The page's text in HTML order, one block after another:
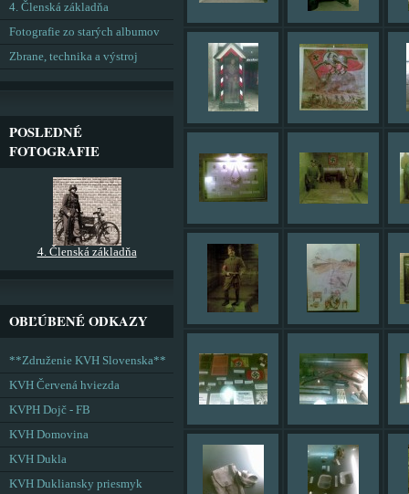
4. Členská základňa
Fotografie zo starých albumov
Zbrane, technika a výstroj
POSLEDNÉ
FOTOGRAFIE
4. Členská základňa
OBĽÚBENÉ ODKAZY
**Združenie KVH Slovenska**
KVH Červená hviezda
KVPH Dojč - FB
KVH Domovina
KVH Dukla
KVH Dukliansky priesmyk